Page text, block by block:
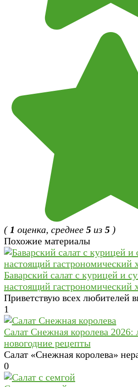
( 1 оценка, среднее 5 из 5 )
Похожие материалы
Баварский салат с курицей и
настоящий гастрономический
Приветствую всех любителей
1
Салат Cнежная королева
новогодние рецепты
Салат «Снежная королева»
0